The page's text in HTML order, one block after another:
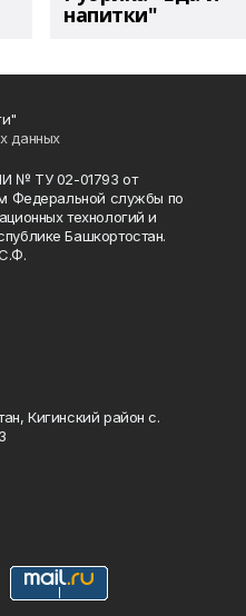
напитки"
данных
№ ТУ 02-01793 от
Федеральной службы по
технологий и
Башкортостан.
Кигинский район с.